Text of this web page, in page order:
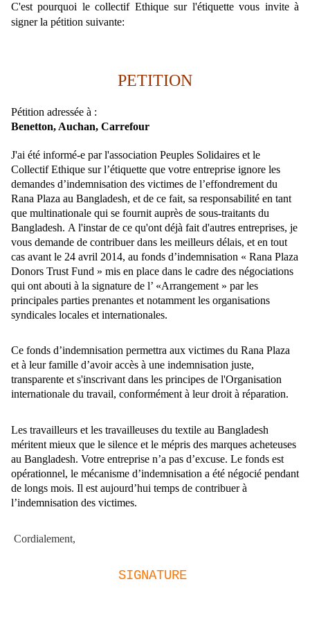
C'est pourquoi le collectif Ethique sur l'étiquette vous invite à
signer la pétition suivante:
PETITION
Pétition adressée à :
Benetton, Auchan, Carrefour
J'ai été informé-e par l'association Peuples Solidaires et le
Collectif Ethique sur l’étiquette que votre entreprise ignore les
demandes d’indemnisation des victimes de l’effondrement du
Rana Plaza au Bangladesh, et de ce fait, sa responsabilité en tant
que multinationale qui se fournit auprès de sous-traitants du
Bangladesh. A l'instar de ce qu'ont déjà fait d'autres entreprises, je
vous demande de contribuer dans les meilleurs délais, et en tout
cas avant le 24 avril 2014, au fonds d’indemnisation « Rana Plaza
Donors Trust Fund » mis en place dans le cadre des négociations
qui ont abouti à la signature de l’ «Arrangement » par les
principales parties prenantes et notamment les organisations
syndicales locales et internationales.
Ce fonds d’indemnisation permettra aux victimes du Rana Plaza
et à leur famille d’avoir accès à une indemnisation juste,
transparente et s'inscrivant dans les principes de l'Organisation
internationale du travail, conformément à leur droit à réparation.
Les travailleurs et les travailleuses du textile au Bangladesh
méritent mieux que le silence et le mépris des marques acheteuses
au Bangladesh. Votre entreprise n’a pas d’excuse. Le fonds est
opérationnel, le mécanisme d’indemnisation a été négocié pendant
de longs mois. Il est aujourd’hui temps de contribuer à
l’indemnisation des victimes.
Cordialement,
SIGNATURE